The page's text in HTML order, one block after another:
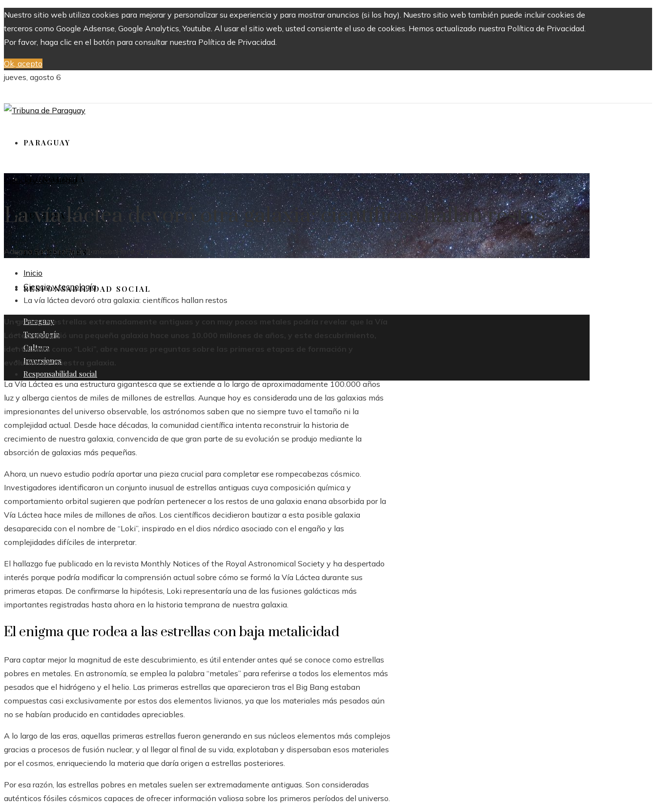
Nuestro sitio web utiliza cookies para mejorar y personalizar su experiencia y para mostrar anuncios (si los hay). Nuestro sitio web también puede incluir cookies de
terceros como Google Adsense, Google Analytics, Youtube. Al usar el sitio web, usted consiente el uso de cookies. Hemos actualizado nuestra Política de Privacidad.
Por favor, haga clic en el botón para consultar nuestra Política de Privacidad.
Ok, acepto
jueves, agosto 6
PARAGUAY
TECNOLOGÍA
CULTURA
INVERSIONES
RESPONSABILIDAD SOCIAL
Paraguay
Tecnología
Cultura
Inversiones
Responsabilidad social
Ciencia y tecnología
La vía láctea devoró otra galaxia: científicos hallan restos
Adriana SánchezHace 2 mesesHace 2 meses
Inicio
Ciencia y tecnología
La vía láctea devoró otra galaxia: científicos hallan restos
Un grupo de estrellas extremadamente antiguas y con muy pocos metales podría revelar que la Vía
Láctea absorbió una pequeña galaxia hace unos 10.000 millones de años, y este descubrimiento,
identificado como “Loki”, abre nuevas preguntas sobre las primeras etapas de formación y
evolución de nuestra galaxia.
La Vía Láctea es una estructura gigantesca que se extiende a lo largo de aproximadamente 100.000 años
luz y alberga cientos de miles de millones de estrellas. Aunque hoy es considerada una de las galaxias más
impresionantes del universo observable, los astrónomos saben que no siempre tuvo el tamaño ni la
complejidad actual. Desde hace décadas, la comunidad científica intenta reconstruir la historia de
crecimiento de nuestra galaxia, convencida de que gran parte de su evolución se produjo mediante la
absorción de galaxias más pequeñas.
Ahora, un nuevo estudio podría aportar una pieza crucial para completar ese rompecabezas cósmico.
Investigadores identificaron un conjunto inusual de estrellas antiguas cuya composición química y
comportamiento orbital sugieren que podrían pertenecer a los restos de una galaxia enana absorbida por la
Vía Láctea hace miles de millones de años. Los científicos decidieron bautizar a esta posible galaxia
desaparecida con el nombre de “Loki”, inspirado en el dios nórdico asociado con el engaño y las
complejidades difíciles de interpretar.
El hallazgo fue publicado en la revista Monthly Notices of the Royal Astronomical Society y ha despertado
interés porque podría modificar la comprensión actual sobre cómo se formó la Vía Láctea durante sus
primeras etapas. De confirmarse la hipótesis, Loki representaría una de las fusiones galácticas más
importantes registradas hasta ahora en la historia temprana de nuestra galaxia.
El enigma que rodea a las estrellas con baja metalicidad
Para captar mejor la magnitud de este descubrimiento, es útil entender antes qué se conoce como estrellas
pobres en metales. En astronomía, se emplea la palabra “metales” para referirse a todos los elementos más
pesados que el hidrógeno y el helio. Las primeras estrellas que aparecieron tras el Big Bang estaban
compuestas casi exclusivamente por estos dos elementos livianos, ya que los materiales más pesados aún
no se habían producido en cantidades apreciables.
A lo largo de las eras, aquellas primeras estrellas fueron generando en sus núcleos elementos más complejos
gracias a procesos de fusión nuclear, y al llegar al final de su vida, explotaban y dispersaban esos materiales
por el cosmos, enriqueciendo la materia que daría origen a estrellas posteriores.
Por esa razón, las estrellas pobres en metales suelen ser extremadamente antiguas. Son consideradas
auténticos fósiles cósmicos capaces de ofrecer información valiosa sobre los primeros períodos del universo.